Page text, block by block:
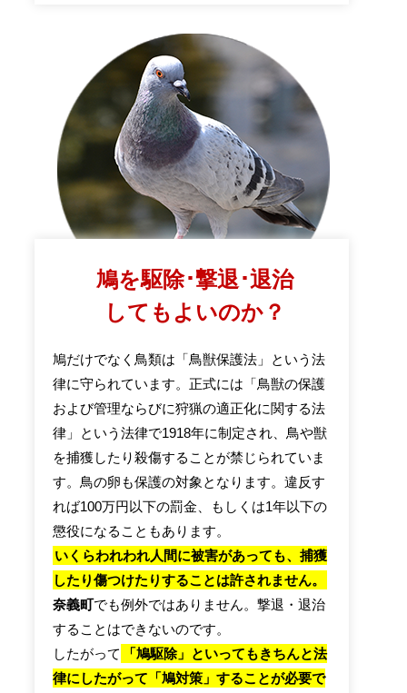
鳩を駆除･撃退･退治
してもよいのか？
鳩だけでなく鳥類は「鳥獣保護法」という法
律に守られています。正式には「鳥獣の保護
および管理ならびに狩猟の適正化に関する法
律」という法律で1918年に制定され、鳥や獣
を捕獲したり殺傷することが禁じられていま
す。鳥の卵も保護の対象となります。違反す
れば100万円以下の罰金、もしくは1年以下の
懲役になることもあります。
いくらわれわれ人間に被害があっても、捕獲
したり傷つけたりすることは許されません。
奈義町でも例外ではありません。撃退・退治
することはできないのです。
したがって
「鳩駆除」といってもきちんと法
律にしたがって「鳩対策」することが必要で